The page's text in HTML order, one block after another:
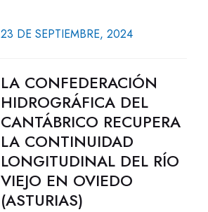
23 DE SEPTIEMBRE, 2024
LA CONFEDERACIÓN
HIDROGRÁFICA DEL
CANTÁBRICO RECUPERA
LA CONTINUIDAD
LONGITUDINAL DEL RÍO
VIEJO EN OVIEDO
(ASTURIAS)